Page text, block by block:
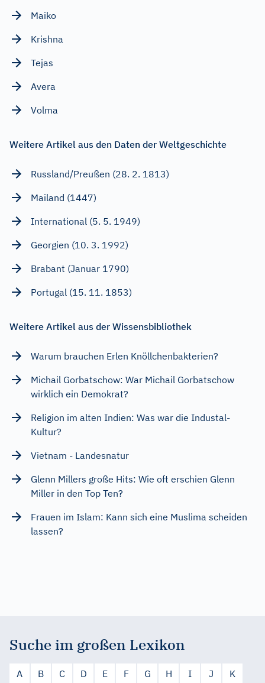
Maiko
Krishna
Tejas
Avera
Volma
Weitere Artikel aus den Daten der Weltgeschichte
Russland/Preußen (28. 2. 1813)
Mailand (1447)
International (5. 5. 1949)
Georgien (10. 3. 1992)
Brabant (Januar 1790)
Portugal (15. 11. 1853)
Weitere Artikel aus der Wissensbibliothek
Warum brauchen Erlen Knöllchenbakterien?
Michail Gorbatschow: War Michail Gorbatschow
wirklich ein Demokrat?
Religion im alten Indien: Was war die Industal-
Kultur?
Vietnam - Landesnatur
Glenn Millers große Hits: Wie oft erschien Glenn
Miller in den Top Ten?
Frauen im Islam: Kann sich eine Muslima scheiden
lassen?
Suche im großen Lexikon
A B C D E F G H I J
K